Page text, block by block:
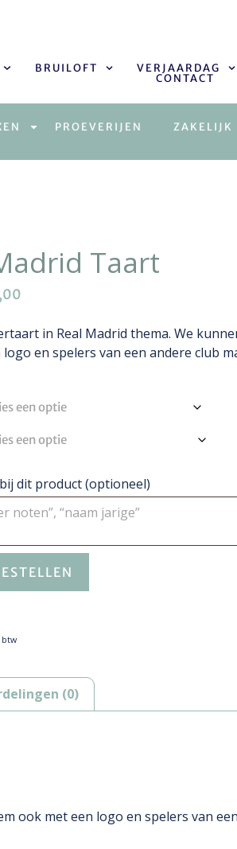
BRUILOFT VERJAARDAG
CONTACT
PROEVERIJEN ZAKELIJK
Taart
in Real Madrid thema. We
en spelers van een andere club
dit product(optioneel)
btw
(0)
ook met een logo en spelers van